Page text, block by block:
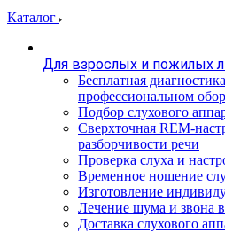
Каталог
Для взрослых и пожилых
Бесплатная
профессиональном
Подбор слухового
Сверхточная REM-
разборчивости речи
Проверка слуха и
Временное ношение
Изготовление
Лечение шума и звона
Доставка слухового